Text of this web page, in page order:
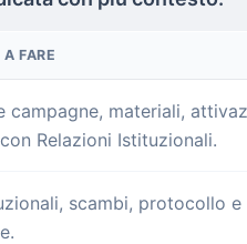
FARE
campagne, materiali,
Relazioni Istituzionali.
scambi, protocollo